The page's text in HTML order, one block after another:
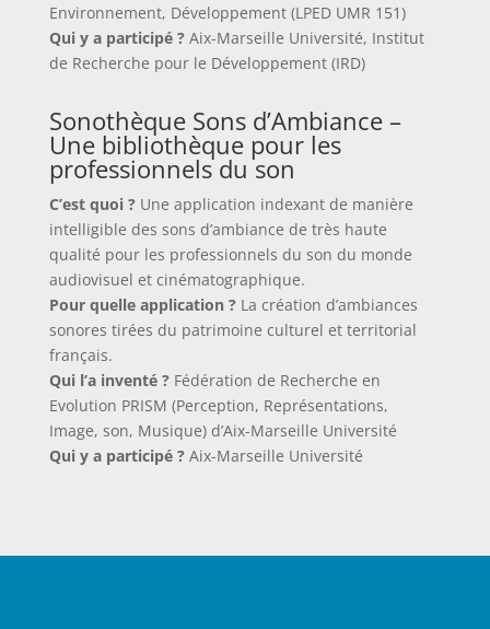
Environnement, Développement (LPED UMR 151)
Qui y a participé ?Aix-Marseille Université, Institut
de Recherche pour le Développement (IRD)
Sonothèque Sons d’Ambiance –
Une bibliothèque pour les
professionnels du son
C’est quoi ?Une application indexant de manière
intelligible des sons d’ambiance de très haute
qualité pour les professionnels du son du monde
audiovisuel et cinématographique.
Pour quelle application ?La création d’ambiances
sonores tirées du patrimoine culturel et territorial
français.
Qui l’a inventé ?Fédération de Recherche en
Evolution PRISM (Perception, Représentations,
Image, son, Musique) d’Aix-Marseille Université
Qui y a participé ?Aix-Marseille Université